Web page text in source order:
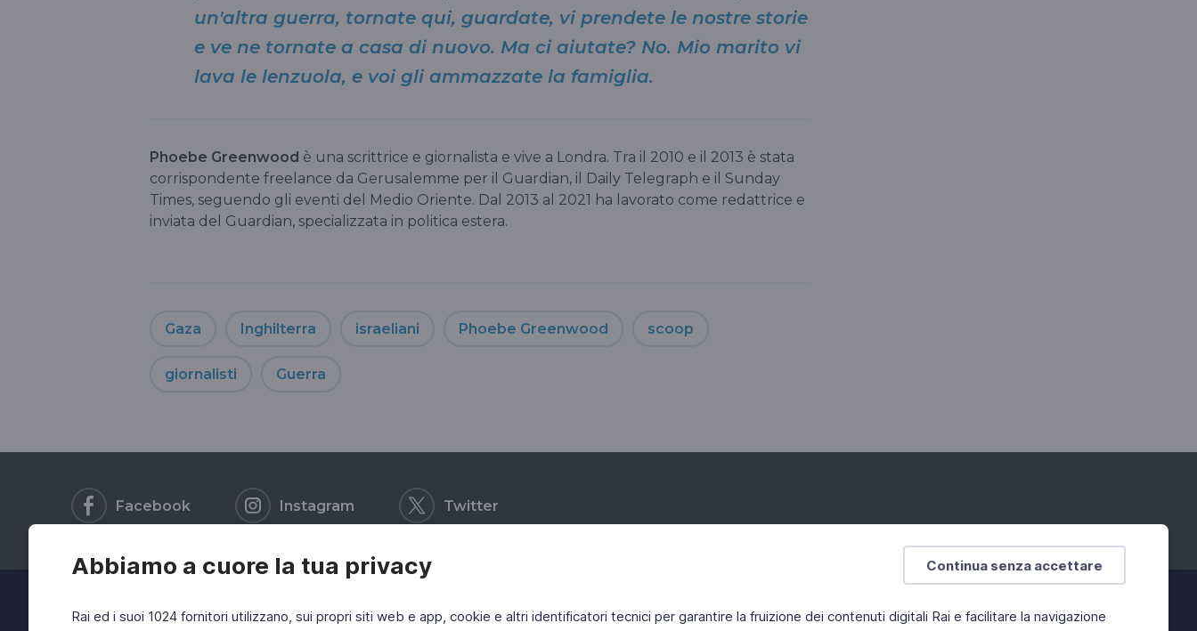
Continua senza accettare
Abbiamo a cuore la tua privacy
Rai ed i suoi 1024 fornitori utilizzano, sui propri siti web e app, cookie e altri identificatori tecnici per garantire la fruizione dei contenuti digitali Rai e facilitare la navigazione
un'altra guerra, tornate qui, guardate, vi prendete le nostre storie
e ve ne tornate a casa di nuovo. Ma ci aiutate? No. Mio marito vi
lava le lenzuola, e voi gli ammazzate la famiglia.
Phoebe Greenwood è una scrittrice e giornalista e vive a Londra. Tra il 2010 e il 2013 è stata
corrispondente freelance da Gerusalemme per il Guardian, il Daily Telegraph e il Sunday
Times, seguendo gli eventi del Medio Oriente. Dal 2013 al 2021 ha lavorato come redattrice e
inviata del Guardian, specializzata in politica estera.
Gaza Inghilterra israeliani Phoebe Greenwood scoop
giornalisti Guerra
Facebook Instagram Twitter